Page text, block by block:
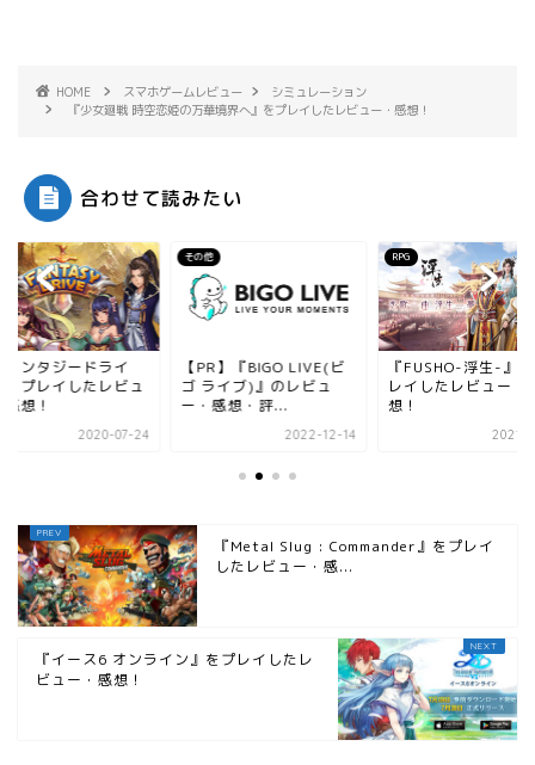
HOME スマホゲームレビュー
シミュレーション
『少女廻戦 時空恋姫の万華境界へ』をプレイしたレビュー・感想！
合わせて読みたい
その他
【PR】『BIGO LIVE(ビ
ゴ ライブ)』のレビュ
ー・感想・評...
2022-12-14
『FUSHO-浮生-』をプ
レイしたレビュー・感
想！
2021-09-27
RPG
『いけー！
プレイした
『Metal Slug : Commander』をプレイ
したレビュー・感...
『イース6 オンライン』をプレイしたレ
ビュー・感想！